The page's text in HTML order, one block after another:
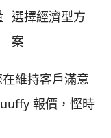
選擇經濟型方
案
維持客戶滿意
報價，慳時